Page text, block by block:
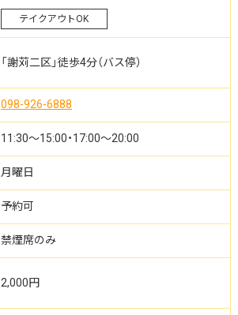
テイクアウトOK
「謝苅二区」徒歩4分（バス停）
098-926-6888
11:30～15:00・17:00～20:00
月曜日
予約可
禁煙席のみ
2,000円